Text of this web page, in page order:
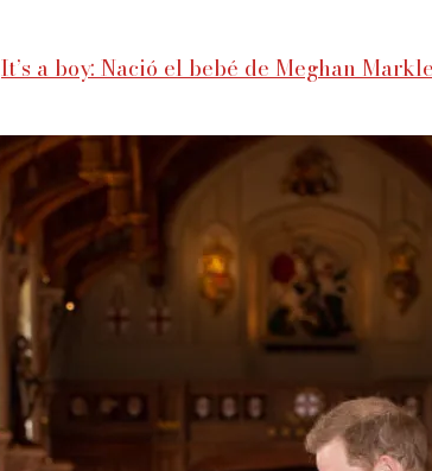
It’s a boy: Nació el bebé de Meghan